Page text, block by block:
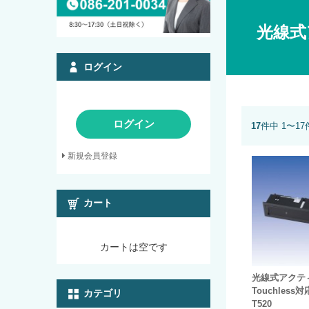
光線
17件中 1〜17
光線式アクテ
Touchless
T520
ログイン
ログイン
新規会員登録
カート
カートは空です
カテゴリ